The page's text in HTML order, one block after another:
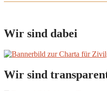
Wir sind dabei
Wir sind